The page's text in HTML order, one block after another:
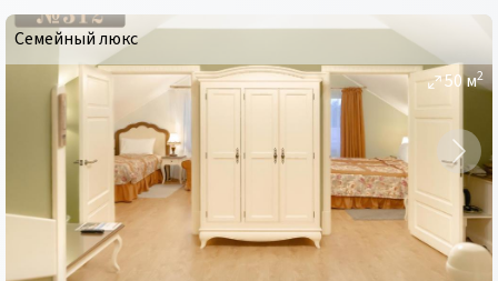
Семейный люкс
50м2